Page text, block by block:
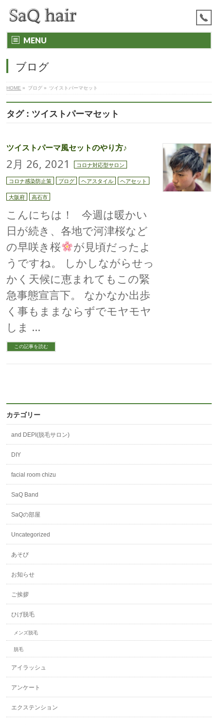
MENU
ブログ
HOME » ブログ » ツイストパーマセット
タグ : ツイストパーマセット
ツイストパーマ風セットのやり方♪
2月 26, 2021 コロナ対応型サロン
コロナ感染防止策 ブログ ヘアスタイル ヘアセット
大阪府 高石市
こんにちは！ 今週は暖かい
日が続き、各地で河津桜など
の早咲き桜
が見頃だったよ
うですね。 しかしながらせっ
かく天候に恵まれてもこの緊
急事態宣言下。 なかなか出歩
く事もままならずでモヤモヤ
しま …
この記事を読む
カテゴリー
and DEPI(脱毛サロン)
DIY
facial room chizu
SaQ Band
SaQの部屋
Uncategorized
あそび
お知らせ
ご挨拶
ひげ脱毛
メンズ脱毛
脱毛
アイラッシュ
アンケート
エクステンション